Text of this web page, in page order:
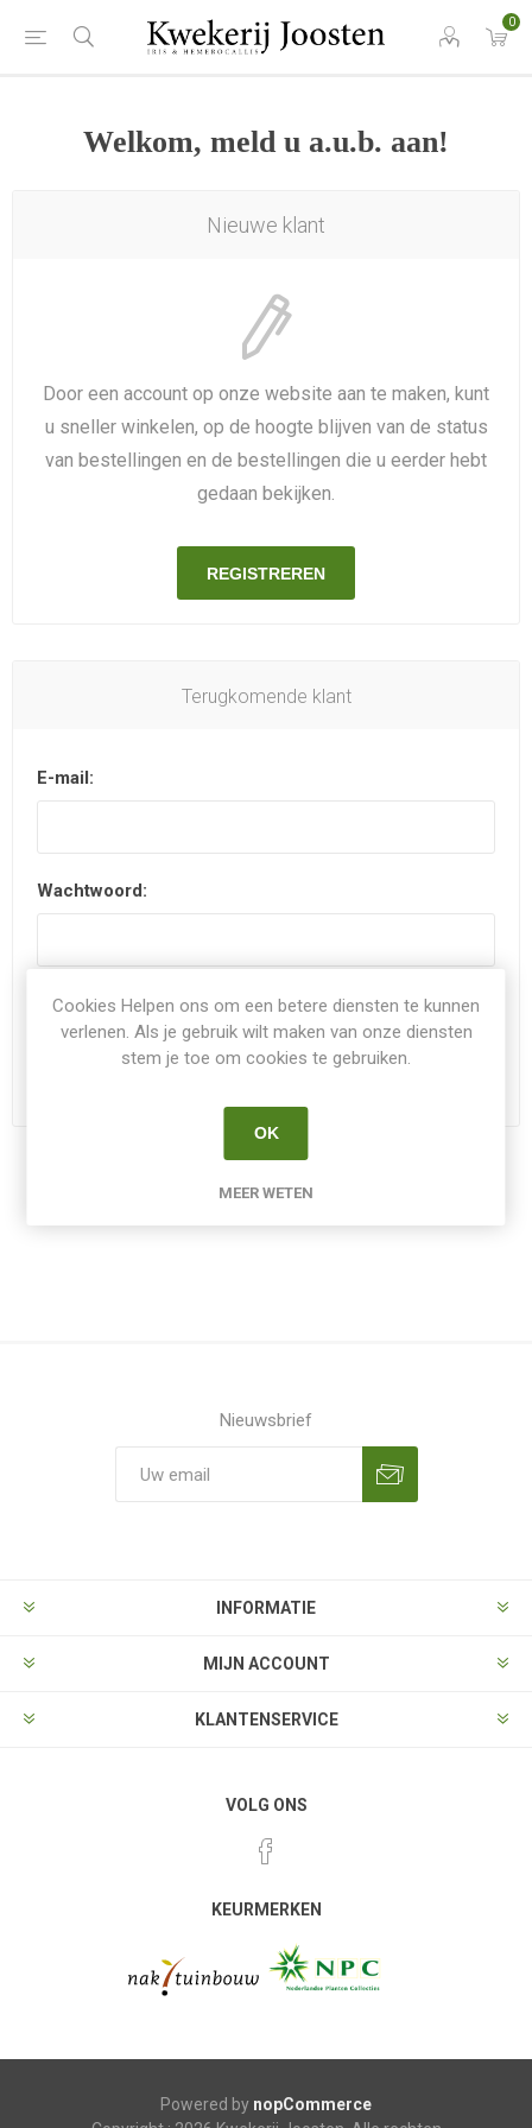
0
Welkom, meld u a.u.b. aan!
Nieuwe klant
Door een account op onze website aan te maken, kunt
u sneller winkelen, op de hoogte blijven van de status
van bestellingen en de bestellingen die u eerder hebt
gedaan bekijken.
REGISTREREN
Terugkomende klant
E-mail:
Wachtwoord:
Wachtwoord vergeten?
Onthoudt mij?
Nieuwsbrief
INFORMATIE
MIJN ACCOUNT
KLANTENSERVICE
VOLG ONS
KEURMERKEN
Powered by nopCommerce
Cookies Helpen ons om een betere diensten te kunnen
verlenen. Als je gebruik wilt maken van onze diensten
stem je toe om cookies te gebruiken.
OK
MEER WETEN